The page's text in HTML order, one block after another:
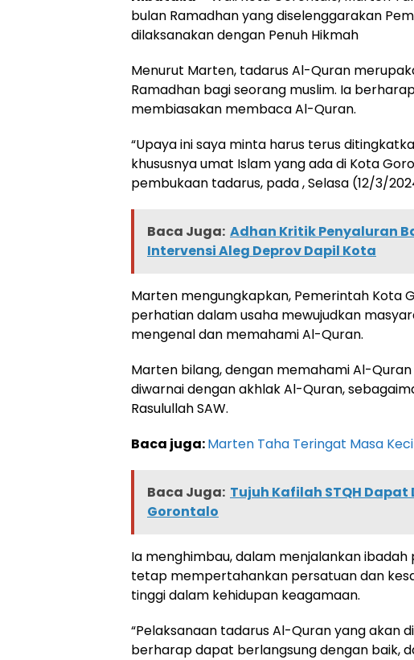
bulan Ramadhan yang diselenggarakan
dilaksanakan dengan Penuh Hikmah
Menurut Marten, tadarus Al-Quran
Ramadhan bagi seorang muslim. Ia
membiasakan membaca Al-Quran.
“Upaya ini saya minta harus terus
khususnya umat Islam yang ada di Kota
pembukaan tadarus, pada , Selasa (12/3/
Baca Juga: Adhan Kritik Penyaluran
Intervensi Aleg Deprov Dapil Kota
Marten mengungkapkan, Pemerintah Kota
perhatian dalam usaha mewujudkan
mengenal dan memahami Al-Quran.
Marten bilang, dengan memahami Al-
diwarnai dengan akhlak Al-Quran,
Rasulullah SAW.
Baca juga:Marten Taha Teringat Masa
Baca Juga: Tujuh Kafilah STQH
Gorontalo
Ia menghimbau, dalam menjalankan
tetap mempertahankan persatuan dan
tinggi dalam kehidupan keagamaan.
“Pelaksanaan tadarus Al-Quran yang akan
berharap dapat berlangsung dengan baik,